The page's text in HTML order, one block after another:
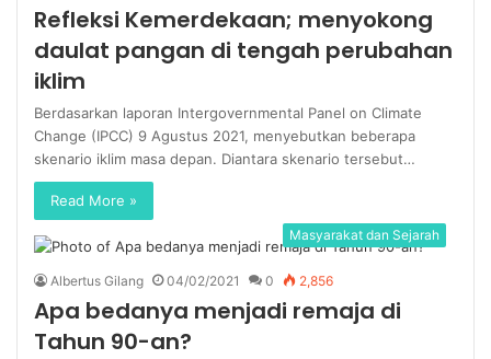
Refleksi Kemerdekaan; menyokong
daulat pangan di tengah perubahan
iklim
Berdasarkan laporan Intergovernmental Panel on Climate
Change (IPCC) 9 Agustus 2021, menyebutkan beberapa
skenario iklim masa depan. Diantara skenario tersebut…
Read More »
Masyarakat dan Sejarah
Albertus Gilang 04/02/2021 0 2,856
Apa bedanya menjadi remaja di
Tahun 90-an?